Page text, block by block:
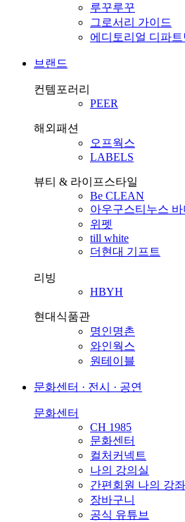
루꾸루꾸
그로서리 가이드
에디토리얼 디파트
브랜드
컨템포러리
PEER
해외패션
오프웍스
LABELS
뷰티 & 라이프스타일
Be CLEAN
아우구스티누스 바
위펫
till white
더현대 기프트
리빙
HBYH
현대식품관
명인명촌
와인웍스
원테이블
문화센터 · 전시 · 공연
문화센터
CH 1985
문화센터
컬처커넥트
나의 강의실
간편회원 나의 강좌
장바구니
공식 유튜브